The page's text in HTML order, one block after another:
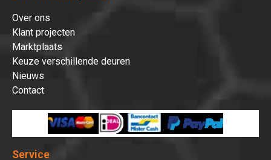
Over ons
Klant projecten
Marktplaats
Keuze verschillende deuren
Nieuws
Contact
Service